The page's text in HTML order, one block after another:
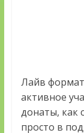
Лайв
активное
донаты, как
просто в